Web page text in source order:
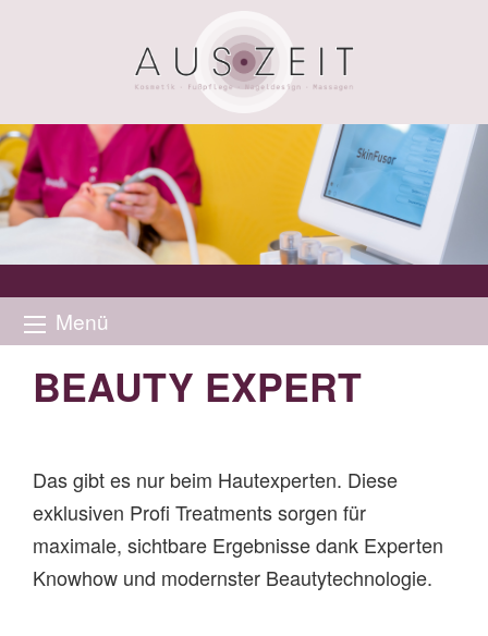
Menü
BEAUTY EXPERT
Das gibt es nur beim Hautexperten. Diese
exklusiven Profi Treatments sorgen für
maximale, sichtbare Ergebnisse dank Experten
Knowhow und modernster Beautytechnologie.